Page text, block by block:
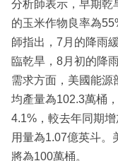
分析師表示，早期乾
的玉米作物良率為
師指出，7月的降雨
臨乾旱，8月初的降
需求方面，美國能源
均產量為102.3萬桶
4.1%，較去年同期
用量為1.07億英斗。
將為100萬桶。